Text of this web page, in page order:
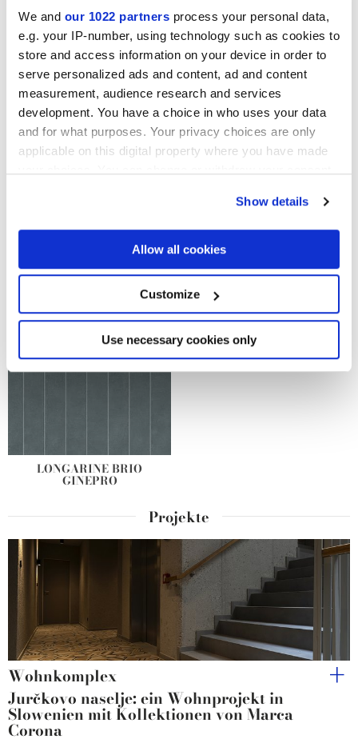
We and our 1022 partners process your personal data,
e.g. your IP-number, using technology such as cookies to
store and access information on your device in order to
serve personalized ads and content, ad and content
measurement, audience research and services
development. You have a choice in who uses your data
and for what purposes. Your privacy choices are only
applicable on this digital property where you have made
If you allow, we would also like to:
Collect information about your geographical
location which can be accurate to within several
Identify your device by actively scanning it for
specific characteristics (fingerprinting)
Find out more about how your personal data is processed
and set your preferences in thedetails section.
may combine it with other information that you’ve
Show details
Allow all cookies
Customize
Use necessary cookies only
LONGARINE BRIO AGAVE LONGARINE BRIO
FIORDALISO
LONGARINE BRIO
PIMENTO
LONGARINE BRIO MIRTO
LONGARINE BRIO
GINEPRO
Projekte
Wohnkomplex
Jurčkovo naselje: ein Wohnprojekt in
Slowenien mit Kollektionen von Marca
Corona